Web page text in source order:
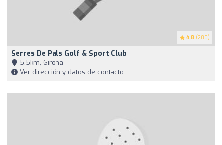
4.8 (200)
Serres De Pals Golf & Sport Club
5,5km, Girona
Ver dirección y datos de contacto